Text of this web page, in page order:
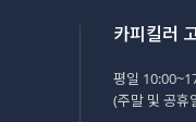
카피킬러
평일
(주말 및 공휴